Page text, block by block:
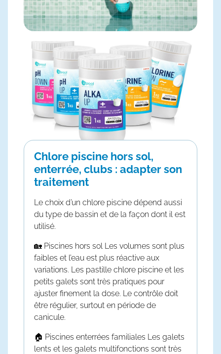
Chlore piscine hors sol,
enterrée, clubs : adapter son
traitement
Le choix d’un chlore piscine dépend aussi
du type de bassin et de la façon dont il est
utilisé.
🏡 Piscines hors sol Les volumes sont plus
faibles et l’eau est plus réactive aux
variations. Les pastille chlore piscine et les
petits galets sont très pratiques pour
ajuster finement la dose. Le contrôle doit
être régulier, surtout en période de
canicule.
🏠 Piscines enterrées familiales Les galets
lents et les galets multifonctions sont très